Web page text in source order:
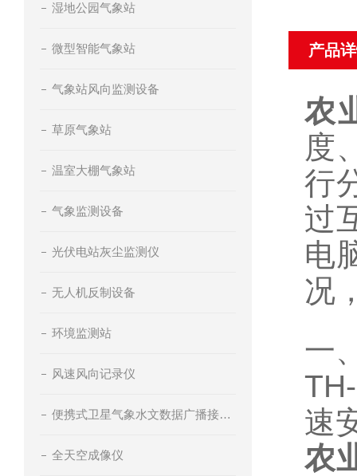
湿地公园气象站
微型智能气象站
气象站风向监测设备
草原气象站
温室大棚气象站
气象监测设备
光伏电站灰尘监测仪
无人机反制设备
环境监测站
风速风向记录仪
便携式卫星气象水文数据广播接收设备
全天空成像仪
产品
农
度
行
过
电
况
一
速
农